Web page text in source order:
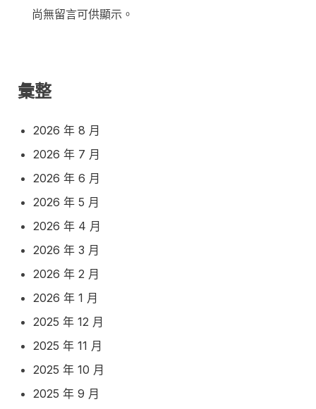
尚無留言可供顯示。
彙整
2026 年 8 月
2026 年 7 月
2026 年 6 月
2026 年 5 月
2026 年 4 月
2026 年 3 月
2026 年 2 月
2026 年 1 月
2025 年 12 月
2025 年 11 月
2025 年 10 月
2025 年 9 月